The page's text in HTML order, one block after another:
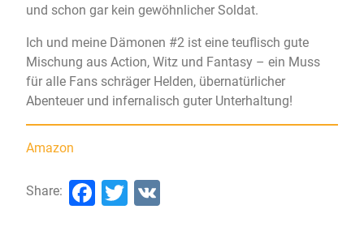
und schon gar kein gewöhnlicher Soldat.
Ich und meine Dämonen #2 ist eine teuflisch gute
Mischung aus Action, Witz und Fantasy – ein Muss
für alle Fans schräger Helden, übernatürlicher
Abenteuer und infernalisch guter Unterhaltung!
Amazon
Share: Facebook
Twitter